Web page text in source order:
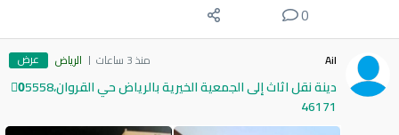
0
Ail منذ 3 ساعات الرياض عرض
دينة نقل اثاث إلى الجمعية الخيرية بالرياض حي القروان،0َ5558
46171